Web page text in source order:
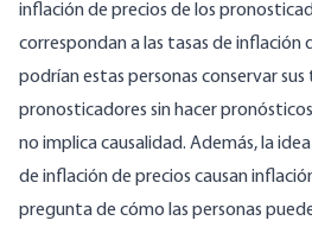
inflación de precios de los
correspondan a las tasas de inflación
podrían estas personas conservar
pronosticadores sin hacer
no implica causalidad. Además, la
de inflación de precios causan
pregunta de cómo las personas